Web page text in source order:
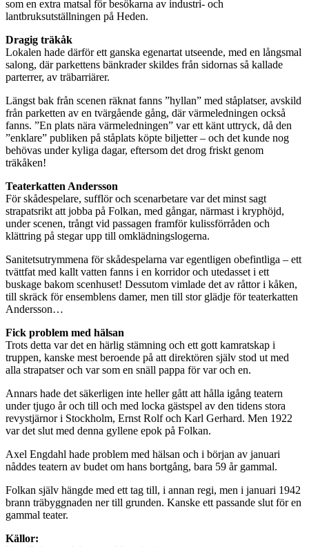
som en extra matsal för besökarna av industri- och
lantbruksutställningen på Heden.
Dragig träkåk
Lokalen hade därför ett ganska egenartat utseende, med en långsmal
salong, där parkettens bänkrader skildes från sidornas så kallade
parterrer, av träbarriärer.
Längst bak från scenen räknat fanns ”hyllan” med ståplatser, avskild
från parketten av en tvärgående gång, där värmeledningen också
fanns. ”En plats nära värmeledningen” var ett känt uttryck, då den
”enklare” publiken på ståplats köpte biljetter – och det kunde nog
behövas under kyliga dagar, eftersom det drog friskt genom
träkåken!
Teaterkatten Andersson
För skådespelare, sufflör och scenarbetare var det minst sagt
strapatsrikt att jobba på Folkan, med gångar, närmast i kryphöjd,
under scenen, trångt vid passagen framför kulissförråden och
klättring på stegar upp till omklädningslogerna.
Sanitetsutrymmena för skådespelarna var egentligen obefintliga – ett
tvättfat med kallt vatten fanns i en korridor och utedasset i ett
buskage bakom scenhuset! Dessutom vimlade det av råttor i kåken,
till skräck för ensemblens damer, men till stor glädje för teaterkatten
Andersson…
Fick problem med hälsan
Trots detta var det en härlig stämning och ett gott kamratskap i
truppen, kanske mest beroende på att direktören själv stod ut med
alla strapatser och var som en snäll pappa för var och en.
Annars hade det säkerligen inte heller gått att hålla igång teatern
under tjugo år och till och med locka gästspel av den tidens stora
revystjärnor i Stockholm, Ernst Rolf och Karl Gerhard. Men 1922
var det slut med denna gyllene epok på Folkan.
Axel Engdahl hade problem med hälsan och i början av januari
nåddes teatern av budet om hans bortgång, bara 59 år gammal.
Folkan själv hängde med ett tag till, i annan regi, men i januari 1942
brann träbyggnaden ner till grunden. Kanske ett passande slut för en
gammal teater.
Källor: